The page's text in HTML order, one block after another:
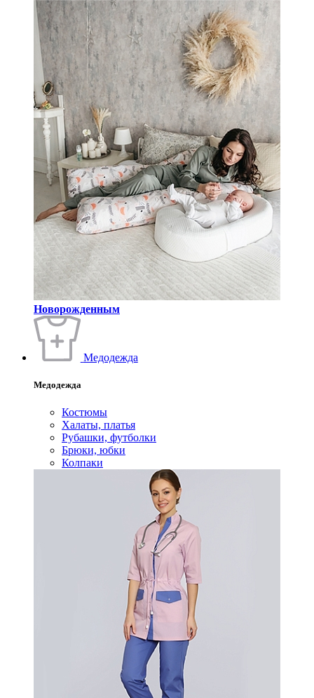
Новорожденным
Медодежда
Медодежда
Костюмы
Халаты, платья
Рубашки, футболки
Брюки, юбки
Колпаки